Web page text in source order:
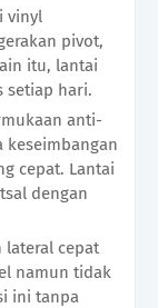
vinyl
pivot,
itu, lantai
setiap hari.
anti-
keseimbangan
cepat. Lantai
dengan
lateral cepat
namun tidak
ini tanpa